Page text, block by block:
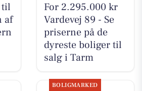
til
af
For 2.295.000 kr
Vardevej 89 - Se
priserne på de
dyreste boliger til
salg i Tarm
BOLIGMARKED